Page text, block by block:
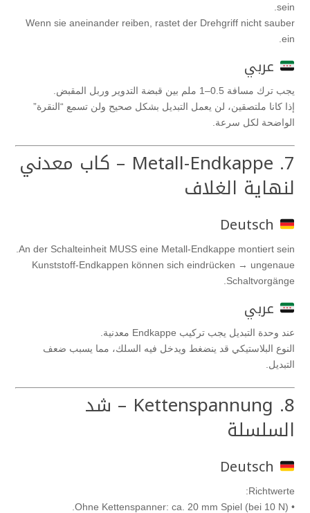
sein.
Wenn sie aneinander reiben, rastet der Drehgriff nicht sauber
ein.
عربي
يجب ترك مسافة 0.5–1 ملم بين قبضة التدوير وربل المقبض.
إذا كانا ملتصقين، لن يعمل التبديل بشكل صحيح ولن تسمع “النقرة”
الواضحة لكل سرعة.
7. Metall-Endkappe – كاب معدني
لنهاية الغلاف
An der Schalteinheit MUSS eine Metall-Endkappe montiert sein.
Kunststoff-Endkappen können sich eindrücken → ungenaue
Schaltvorgänge.
عربي
عند وحدة التبديل يجب تركيب Endkappe معدنية.
النوع البلاستيكي قد ينضغط ويدخل فيه السلك، مما يسبب ضعف
التبديل.
8. Kettenspannung – شد
السلسلة
Richtwerte:
• Ohne Kettenspanner: ca. 20 mm Spiel (bei 10 N).